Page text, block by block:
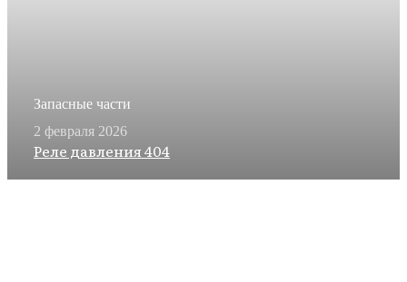
Запасные части
2 февраля 2026
Реле давления 404